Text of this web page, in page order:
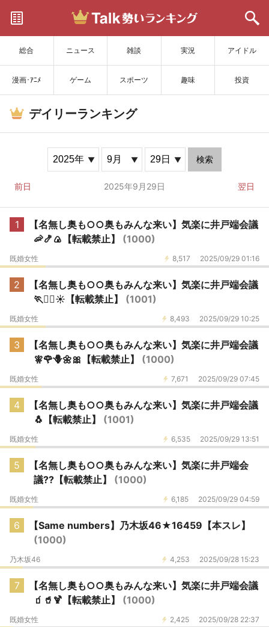
総合 ニュース 雑談 実況 アイドル
漫画･ｱﾆﾒ ゲーム スポーツ 趣味 投資
サイトを更新
デイリーランキング
検索
前日 2025年9月29日 翌日
1
【名無し奥も○○奥もみんな来い】気楽に井戸端会議
🦐🍤🍙【転載禁止】 (1000)
8,517 2025/09/29 01:16
既婚女性
2
【名無し奥も○○奥もみんな来い】気楽に井戸端会議
🏃🏃‍♂️☀️【転載禁止】 (1001)
8,493 2025/09/29 10:25
既婚女性
3
【名無し奥も○○奥もみんな来い】気楽に井戸端会議
🧚🌹🪻🌼🎀【転載禁止】 (1000)
7,671 2025/09/29 07:45
既婚女性
4
【名無し奥も○○奥もみんな来い】気楽に井戸端会議
🐧【転載禁止】 (1001)
6,535 2025/09/29 13:51
既婚女性
5
【名無し奥も○○奥もみんな来い】気楽に井戸端会
議??【転載禁止】 (1000)
6,185 2025/09/29 04:59
既婚女性
6
【Same numbers】乃木坂46★16459【本スレ】
(1000)
4,253 2025/09/28 15:23
乃木坂46
7
【名無し奥も○○奥もみんな来い】気楽に井戸端会議
🧃🥤🍹【転載禁止】 (1000)
2,425 2025/09/28 22:37
既婚女性